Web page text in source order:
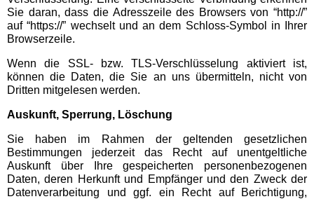
Baden-Württemberg
Schwimmbäder
Badeparadies Schwarzwald
Panorama-Bad Freudenstadt
Hamburg Schwimmbäder
MidSommerland
Sie daran, dass die Adresszeile des Browsers von “http://”
auf “https://” wechselt und an dem Schloss-Symbol in Ihrer
Browserzeile.
Wenn die SSL- bzw. TLS-Verschlüsselung aktiviert ist,
können die Daten, die Sie an uns übermitteln, nicht von
Dritten mitgelesen werden.
Auskunft, Sperrung, Löschung
Sie haben im Rahmen der geltenden gesetzlichen
Bestimmungen jederzeit das Recht auf unentgeltliche
Auskunft über Ihre gespeicherten personenbezogenen
Daten, deren Herkunft und Empfänger und den Zweck der
Datenverarbeitung und ggf. ein Recht auf Berichtigung,